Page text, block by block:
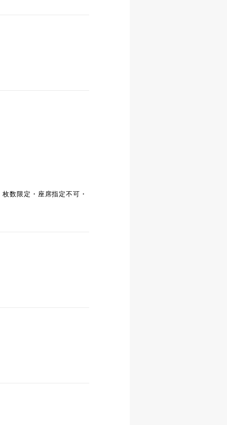
数限定・座席指定不可・